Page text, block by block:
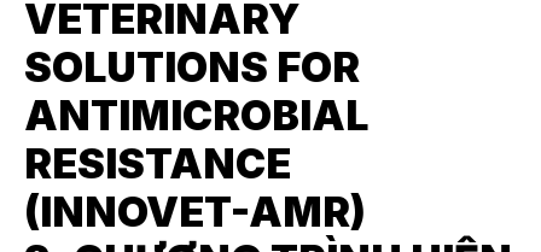
VETERINARY
SOLUTIONS FOR
ANTIMICROBIAL
RESISTANCE
(INNOVET-AMR)